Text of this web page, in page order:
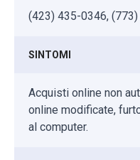
(423) 435-0346,
SINTOMI
Acquisti online non
online modificate,
al computer.